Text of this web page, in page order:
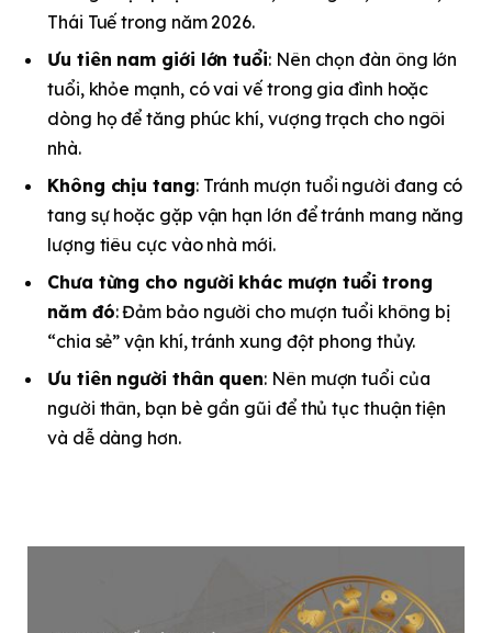
Thái Tuế trong năm 2026.
Ưu tiên nam giới lớn tuổi: Nên chọn đàn ông lớn
tuổi, khỏe mạnh, có vai vế trong gia đình hoặc
dòng họ để tăng phúc khí, vượng trạch cho ngôi
nhà.
Không chịu tang: Tránh mượn tuổi người đang có
tang sự hoặc gặp vận hạn lớn để tránh mang năng
lượng tiêu cực vào nhà mới.
Chưa từng cho người khác mượn tuổi trong
năm đó: Đảm bảo người cho mượn tuổi không bị
“chia sẻ” vận khí, tránh xung đột phong thủy.
Ưu tiên người thân quen: Nên mượn tuổi của
người thân, bạn bè gần gũi để thủ tục thuận tiện
và dễ dàng hơn.